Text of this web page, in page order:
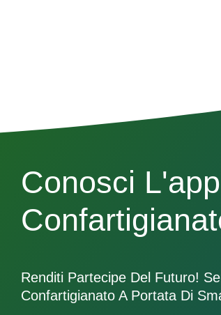
Conosci L'app
Renditi Partecipe Del Futuro!
Confartigianato A Portata Di